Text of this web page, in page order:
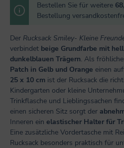
Bestellen Sie für weitere
Bestellung
Der Rucksack Smiley- Kleine
verbindet beige Grundfarbe mit
dunkelblauen Trägern. Als
Patch in Gelb und Orange einen
25 x 10 cm ist der Rucksack die
Kindergarten oder kleine
Trinkflasche und Lieblingssachen
einen sicheren Sitz sorgt der
Inneren ein elastischer Halter für
Eine zusätzliche Vordertasche mit
Rucksack besonders praktisch für